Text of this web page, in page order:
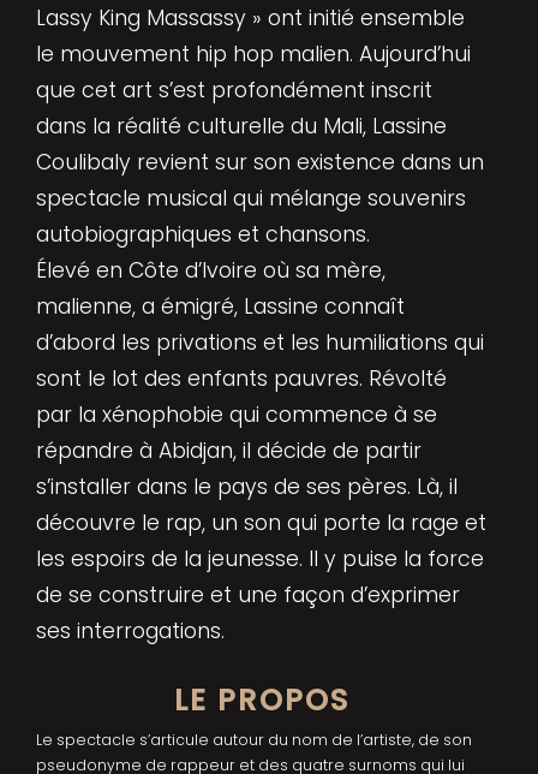
Lassy King Massassy » ont initié ensemble
le mouvement hip hop malien. Aujourd’hui
que cet art s’est profondément inscrit
dans la réalité culturelle du Mali, Lassine
Coulibaly revient sur son existence dans un
spectacle musical qui mélange souvenirs
autobiographiques et chansons.
Élevé en Côte d’Ivoire où sa mère,
malienne, a émigré, Lassine connaît
d’abord les privations et les humiliations qui
sont le lot des enfants pauvres. Révolté
par la xénophobie qui commence à se
répandre à Abidjan, il décide de partir
s’installer dans le pays de ses pères. Là, il
découvre le rap, un son qui porte la rage et
les espoirs de la jeunesse. Il y puise la force
de se construire et une façon d’exprimer
ses interrogations.
LE PROPOS
Le spectacle s’articule autour du nom de l’artiste, de son
pseudonyme de rappeur et des quatre surnoms qui lui